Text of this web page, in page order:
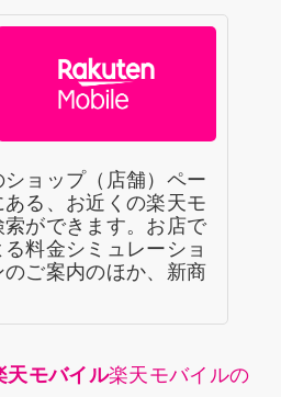
ョップ（店舗）ペー
る、お近くの楽天モ
ができます。お店で
料金シミュレーショ
ご案内のほか、新商
天モバイル楽天モバイルの